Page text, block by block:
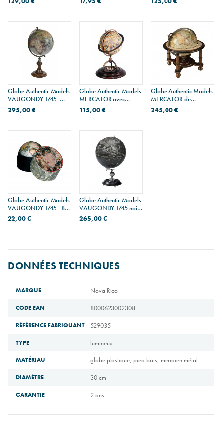
Globe Authentic Models
VAUGONDY 1745 -
34,5 cm
295,00 €
Globe Authentic Models
MERCATOR avec
boussole - 14,5 cm
115,00 €
Globe Authentic Models
MERCATOR de
navigation - 26,5 cm
245,00 €
Globe Authentic Models
VAUGONDY 1745 - 8,5
cm
22,00 €
Globe Authentic Models
VAUGONDY 1745 noir -
32 cm
265,00 €
DONNÉES TECHNIQUES
MARQUE Nova Rico
CODE EAN 8000623002308
RÉFÉRENCE FABRIQUANT 529035
TYPE lumineux
MATÉRIAU globe plastique, pied bois, méridien métal
DIAMÈTRE 30 cm
GARANTIE 2 ans